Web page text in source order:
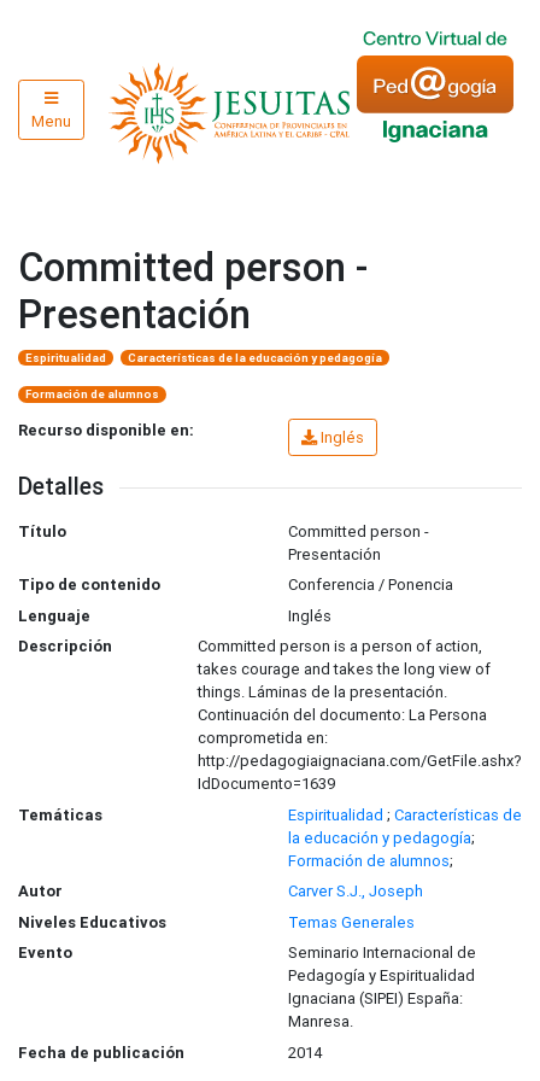
Menu
Committed person -
Presentación
Espiritualidad Características de la educación y pedagogía
Formación de alumnos
Recurso disponible en: Inglés
Detalles
Título
Committed person -
Presentación
Tipo de contenido
Conferencia / Ponencia
Lenguaje
Inglés
Descripción
Committed person is a person of action,
takes courage and takes the long view of
things. Láminas de la presentación.
Continuación del documento: La Persona
comprometida en:
http://pedagogiaignaciana.com/GetFile.ashx?
IdDocumento=1639
Temáticas
Espiritualidad ; Características de
la educación y pedagogía;
Formación de alumnos;
Autor
Carver S.J., Joseph
Niveles Educativos
Temas Generales
Evento
Seminario Internacional de
Pedagogía y Espiritualidad
Ignaciana (SIPEI) España:
Manresa.
Fecha de publicación
2014